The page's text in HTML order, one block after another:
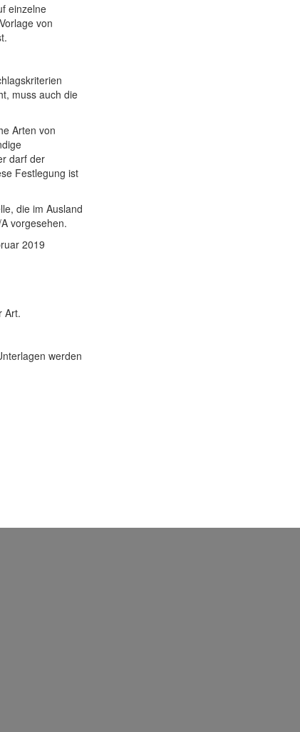
einzelne
von
muss auch die
Arten von
darf der
Festlegung ist
die im Ausland
vorgesehen.
2019
Art.
werden